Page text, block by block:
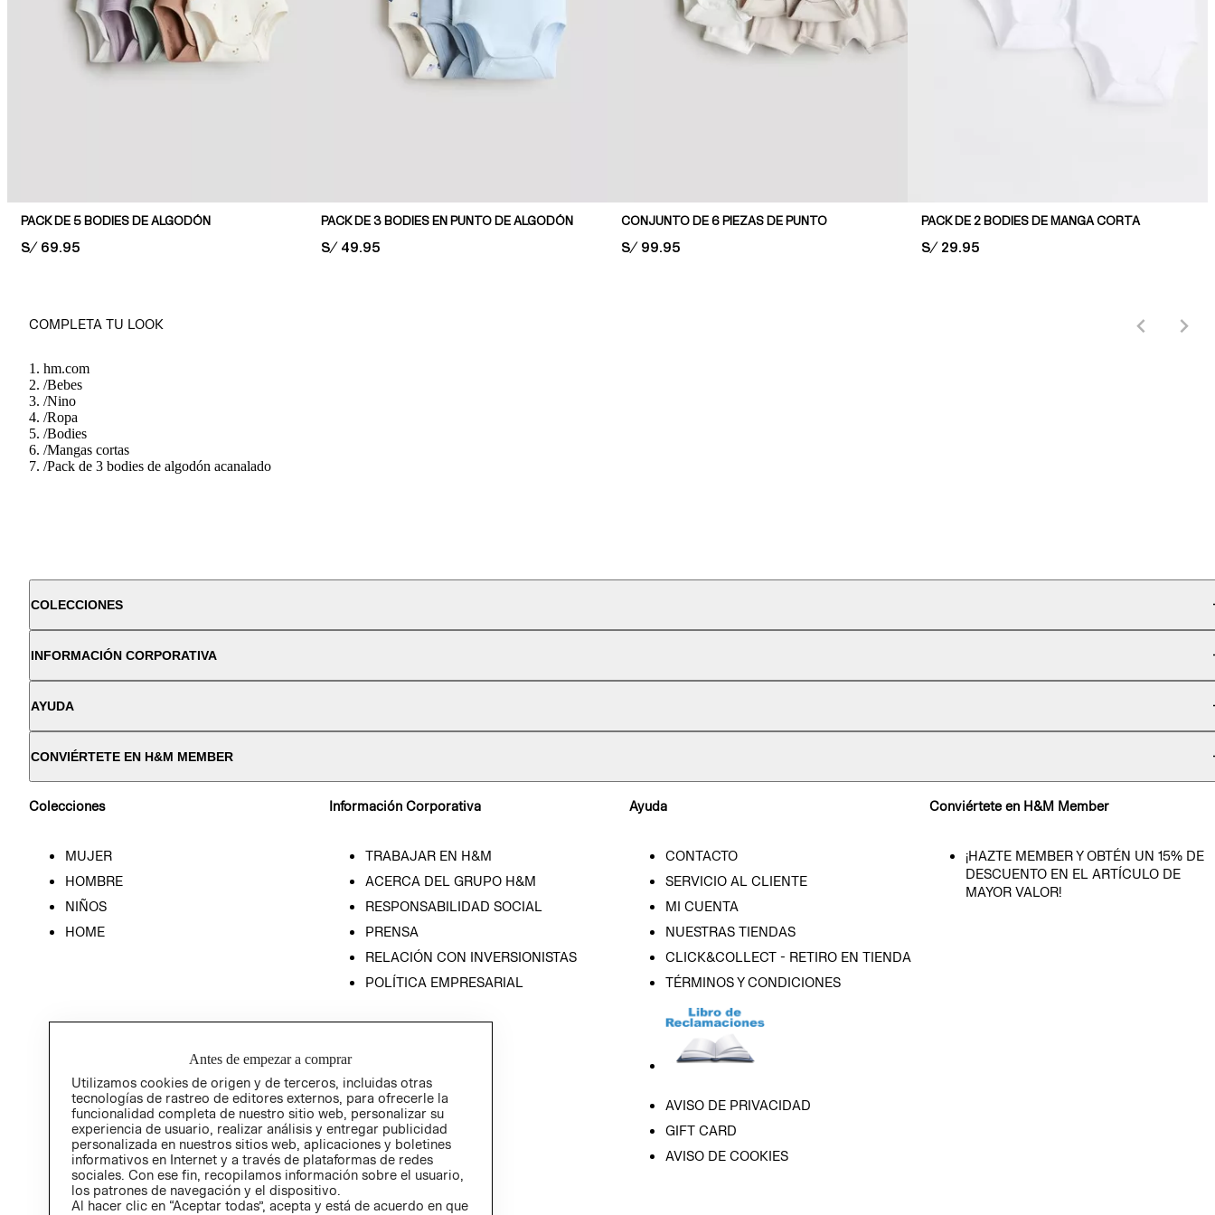
PACK DE 5 BODIES DE ALGODÓN
PRICE:
S/ 69.95
PACK DE 3 BODIES EN PUNTO DE ALGODÓN
PRICE:
S/ 49.95
CONJUNTO DE 6 PIEZAS DE PUNTO
PRICE:
S/ 99.95
PACK DE 2 BODIES DE MANGA CORTA
PRICE:
S/ 29.95
COMPLETA TU LOOK
hm.com
/Bebes
/Nino
/Ropa
/Bodies
/Mangas cortas
/Pack de 3 bodies de algodón acanalado
COLECCIONES
INFORMACIÓN CORPORATIVA
AYUDA
CONVIÉRTETE EN H&M MEMBER
Colecciones
MUJER
HOMBRE
NIÑOS
HOME
Información Corporativa
TRABAJAR EN H&M
ACERCA DEL GRUPO H&M
RESPONSABILIDAD SOCIAL
PRENSA
RELACIÓN CON INVERSIONISTAS
POLÍTICA EMPRESARIAL
Ayuda
CONTACTO
SERVICIO AL CLIENTE
MI CUENTA
NUESTRAS TIENDAS
CLICK&COLLECT - RETIRO EN TIENDA
TÉRMINOS Y CONDICIONES
AVISO DE PRIVACIDAD
GIFT CARD
AVISO DE COOKIES
Conviértete en H&M Member
¡HAZTE MEMBER Y OBTÉN UN 15% DE
DESCUENTO EN EL ARTÍCULO DE
MAYOR VALOR!
Antes de empezar a comprar
Utilizamos cookies de origen y de terceros, incluidas otras
tecnologías de rastreo de editores externos, para ofrecerle la
funcionalidad completa de nuestro sitio web, personalizar su
experiencia de usuario, realizar análisis y entregar publicidad
personalizada en nuestros sitios web, aplicaciones y boletines
informativos en Internet y a través de plataformas de redes
sociales. Con ese fin, recopilamos información sobre el usuario,
los patrones de navegación y el dispositivo.
Al hacer clic en “Aceptar todas”, acepta y está de acuerdo en que